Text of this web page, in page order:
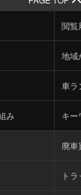
閲覧
地域
車ラ
み キー
廃車
ト